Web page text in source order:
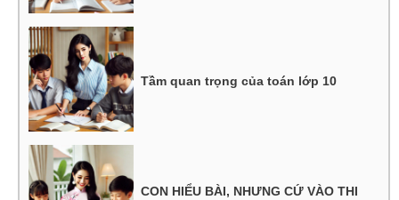
Tầm quan trọng của toán lớp 10
CON HIỂU BÀI, NHƯNG CỨ VÀO THI